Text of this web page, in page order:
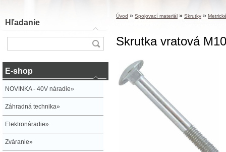
Hľadanie
E-shop
NOVINKA - 40V náradie»
Záhradná technika»
Elektronáradie»
Zváranie»
Úvod » Spojovací materiál » Skrutky »
Skrutka vratová